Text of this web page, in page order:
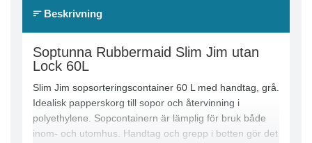
Beskrivning
Soptunna Rubbermaid Slim Jim utan
Lock 60L
Slim Jim sopsorteringscontainer 60 L med handtag, grå.
Idealisk papperskorg till sopor och återvinning i
polyethylene. Sopcontainern är lämplig för bruk både
inom- och utomhus. Handtag och grepp i botten gör det